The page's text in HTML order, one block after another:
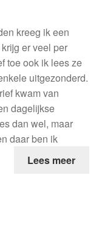
kreeg ik een
er veel per
toe ook ik lees ze
uitgezonderd.
kwam van
dagelijkse
dan wel, maar
daar ben ik
Lees meer